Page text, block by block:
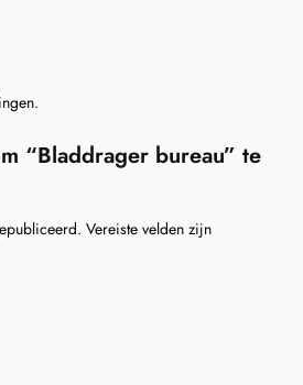
“Bladdrager bureau” te
Vereiste velden zijn